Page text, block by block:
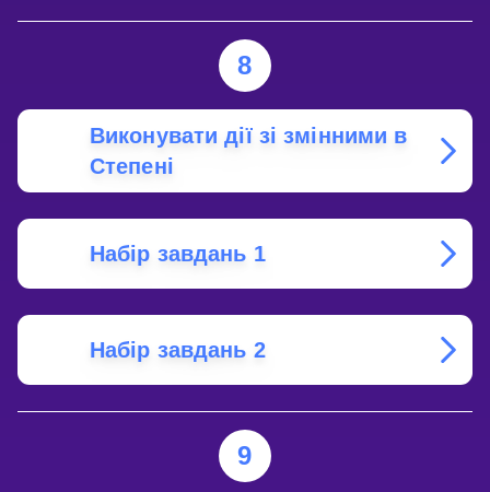
8
Виконувати дії зі змінними в
Степені
Набір завдань 1
Набір завдань 2
9